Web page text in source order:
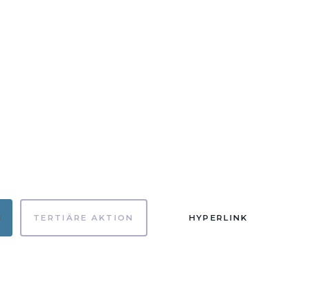
TERTIÄRE AKTION HYPERLINK